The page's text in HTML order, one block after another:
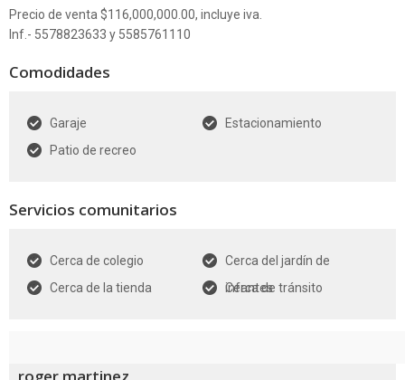
Precio de venta $116,000,000.00, incluye iva.
Inf.- 5578823633 y 5585761110
Comodidades
Garaje
Estacionamiento
Patio de recreo
Servicios comunitarios
Cerca de colegio
Cerca del jardín de
infantes
Cerca de la tienda Cerca de tránsito